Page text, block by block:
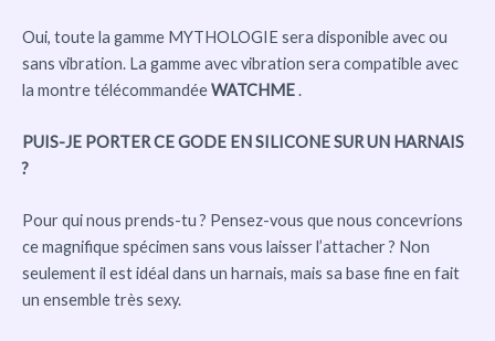
Oui, toute la gamme MYTHOLOGIE sera disponible avec ou
sans vibration. La gamme avec vibration sera compatible avec
la montre télécommandéeWATCHME.
PUIS-JE PORTER CE GODE EN SILICONE SUR UN HARNAIS
?
Pour qui nous prends-tu ? Pensez-vous que nous concevrions
ce magnifique spécimen sans vous laisser l’attacher ? Non
seulement il est idéal dans un harnais, mais sa base fine en fait
un ensemble très sexy.